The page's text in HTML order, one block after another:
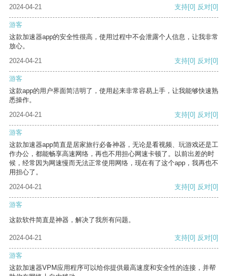
2024-04-21 支持[0] 反对[0]
游客
这款加速器app的安全性很高，使用过程中不会泄露个人信息，让我非常
放心。
2024-04-21
支持[0] 反对[0]
游客
这款app的用户界面简洁明了，使用起来非常容易上手，让我能够快速熟
悉操作。
2024-04-21
支持[0] 反对[0]
游客
这款加速器app简直是居家旅行必备神器，无论是看视频、玩游戏还是工
作办公，都能畅享高速网络，再也不用担心网速卡顿了。以前出差的时
候，经常因为网速慢而无法正常使用网络，现在有了这个app，我再也不
用担心了。
2024-04-21
支持[0] 反对[0]
游客
这款软件简直是神器，解决了我所有问题。
2024-04-21 支持[0] 反对[0]
游客
这款加速器VPM应用程序可以给你提供最高速度和安全性的连接，并帮